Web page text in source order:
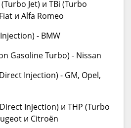
(Turbo Jet) и TBi (Turbo
и Alfa Romeo
- BMW
Gasoline Turbo) - Nissan
Injection) - GM, Opel,
Injection) и THP (Turbo
и Citroën